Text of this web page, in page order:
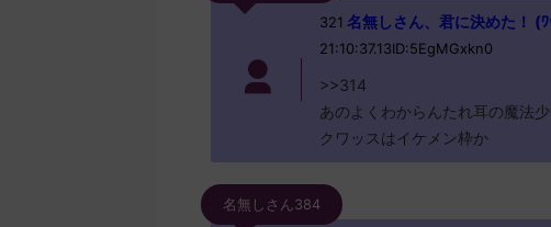
321 名無しさん、君に決めた！
21:10:37.13ID:5EgMGxkn0
>>314
あのよくわからんたれ耳の魔法
クワッスはイケメン枠か
名無しさん384